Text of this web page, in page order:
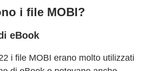
i file MOBI?
eBook
i file MOBI erano molto utilizzati